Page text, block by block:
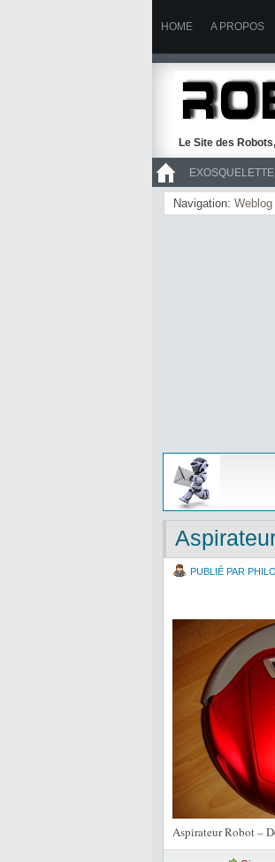
HOME A PROPOS
Le Site des
>> ROBOTS
Navigation: Weblog
PUBLIÉ PAR
Aspirateur Robot –